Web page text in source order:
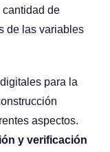
cantidad de
de las variables
para la
aspectos.
y verificación